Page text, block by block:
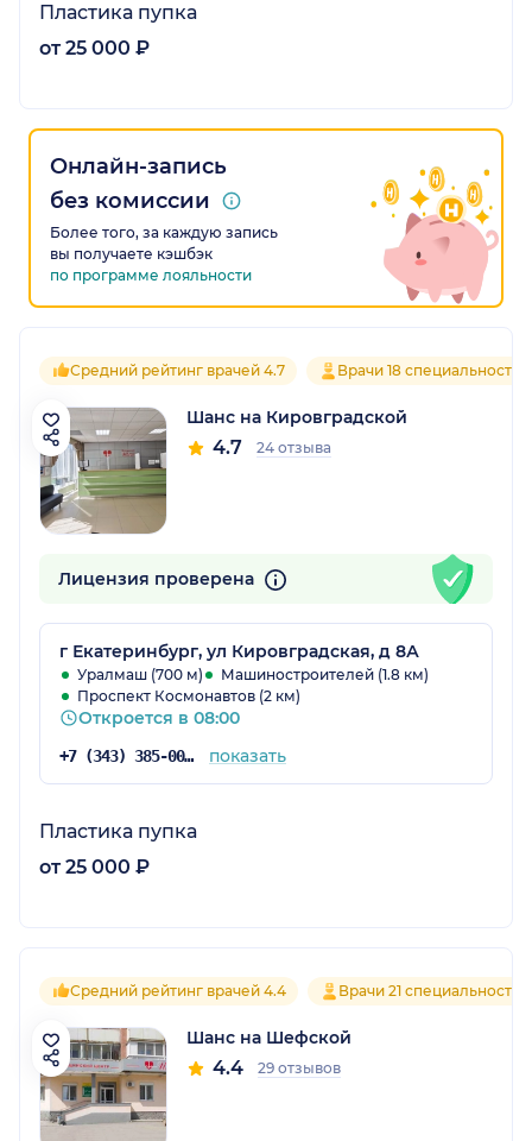
Пластика пупка
от 25 000 ₽
Онлайн-запись
без комиссии
Более того, за каждую запись
вы получаете кэшбэк
по программе лояльности
Средний рейтинг врачей 4.7 Врачи 18 специальностей
Шанс на Кировградской
4.7 24 отзыва
Лицензия проверена
г Екатеринбург, ул Кировградская, д 8А
Уралмаш (700 м)
Машиностроителей (1.8 км)
Проспект Космонавтов (2 км)
Откроется в 08:00
+7 (343) 385-00-01 показать
Пластика пупка
от 25 000 ₽
Средний рейтинг врачей 4.4 Врачи 21 специальностей
Шанс на Шефской
4.4 29 отзывов